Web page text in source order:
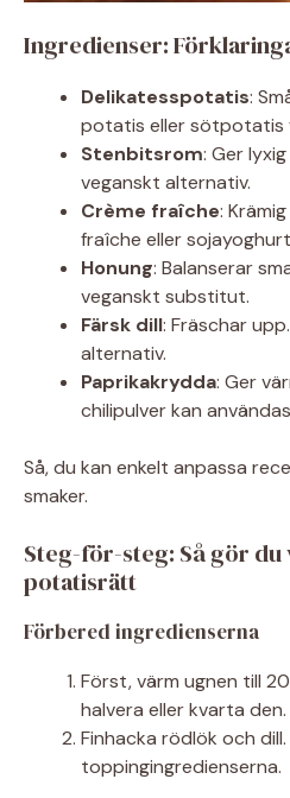
Ingredienser:
Delikatesspotatis:
potatis eller sötpotatis
Stenbitsrom: Ger
veganskt alternativ.
Crème fraîche:
fraîche eller
Honung: Balanserar
veganskt substitut.
Färsk dill: Fräschar
alternativ.
Paprikakrydda: Ger
chilipulver kan
Så, du kan enkelt anpassa
smaker.
Steg-för-steg: Så gör
potatisrätt
Förbered ingredienserna
Först, värm ugnen till
halvera eller kvarta den.
Finhacka rödlök och
toppingingredienserna.